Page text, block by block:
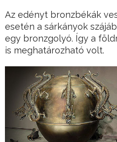
Az edényt bronzbékák
esetén a sárkányok
egy bronzgolyó. Így a
is meghatározható volt.